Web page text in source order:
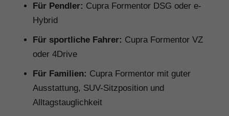
Für Pendler: Cupra Formentor DSG oder e-
Hybrid
Für sportliche Fahrer: Cupra Formentor VZ
oder 4Drive
Für Familien: Cupra Formentor mit guter
Ausstattung, SUV-Sitzposition und
Alltagstauglichkeit